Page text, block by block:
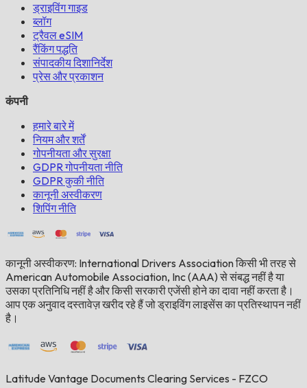
ड्राइविंग गाइड
ब्लॉग
ट्रैवल eSIM
रैंकिंग पद्धति
संपादकीय दिशानिर्देश
प्रेस और प्रकाशन
कंपनी
हमारे बारे में
नियम और शर्तें
गोपनीयता और सुरक्षा
GDPR गोपनीयता नीति
GDPR कुकी नीति
कानूनी अस्वीकरण
शिपिंग नीति
कानूनी अस्वीकरण: International Drivers Association किसी भी तरह से
American Automobile Association, Inc (AAA) से संबद्ध नहीं है या
उसका प्रतिनिधि नहीं है और किसी सरकारी एजेंसी होने का दावा नहीं करता है।
आप एक अनुवाद दस्तावेज़ खरीद रहे हैं जो ड्राइविंग लाइसेंस का प्रतिस्थापन नहीं
है।
Latitude Vantage Documents Clearing Services - FZCO